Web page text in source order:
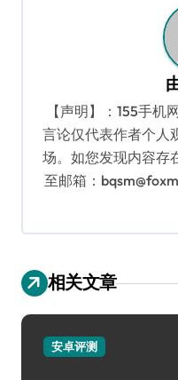
【声明】：155手
言论仅代表作者个人
场。如您发现内容存
至邮箱：
相关文章
安卓评测